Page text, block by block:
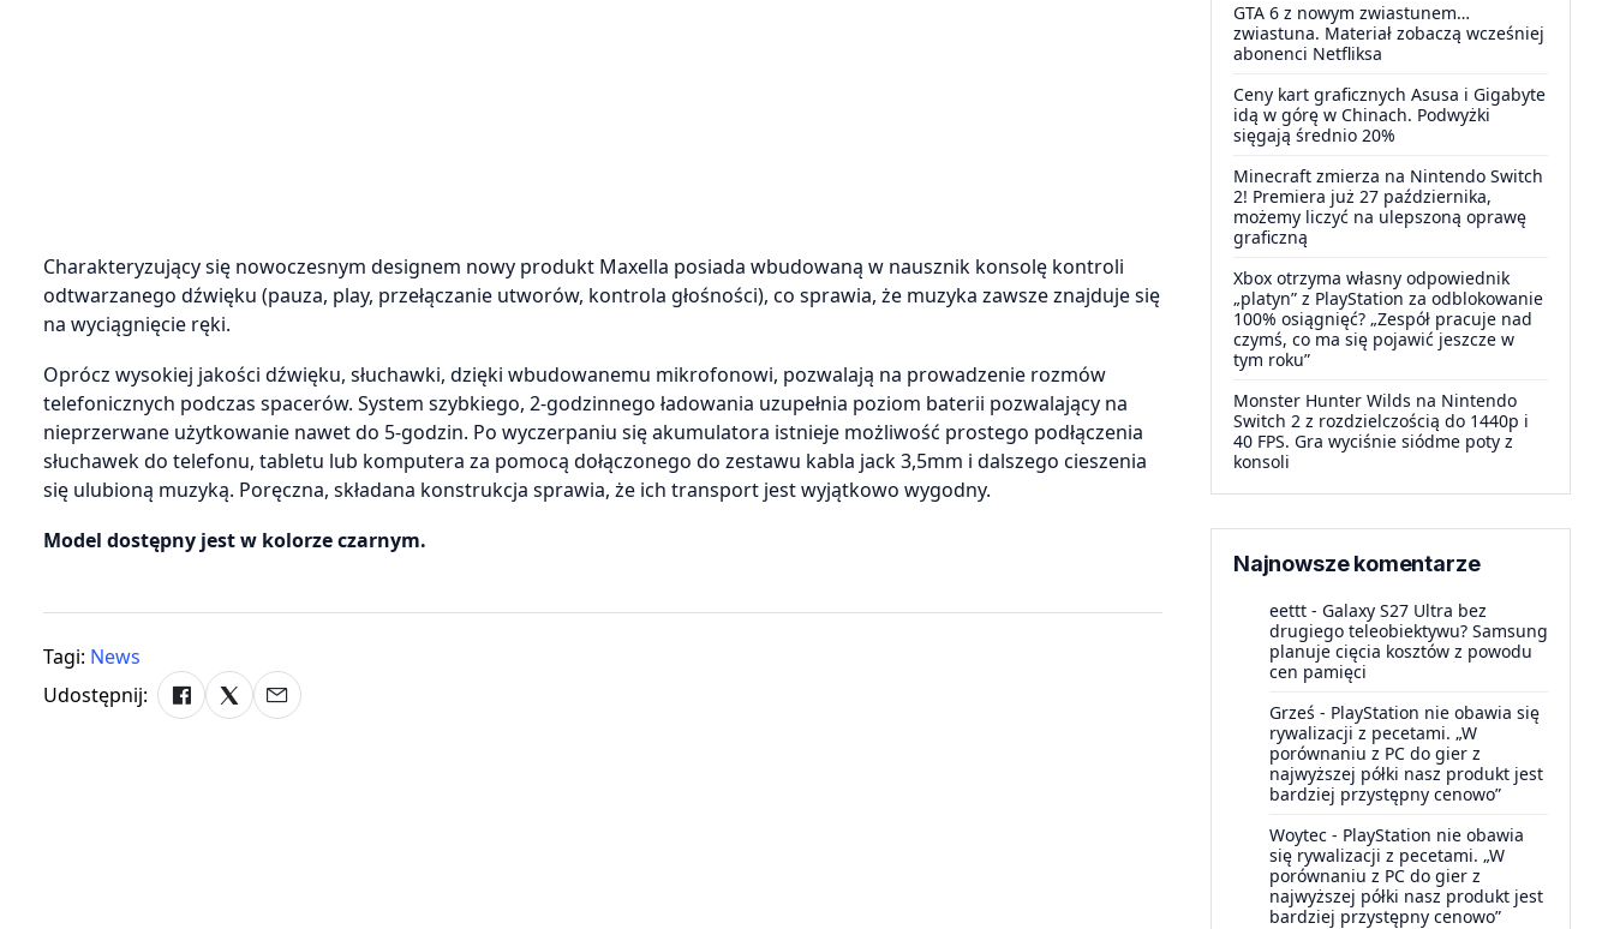
Charakteryzujący się nowoczesnym designem nowy produkt Maxella posiada wbudowaną w nausznik konsolę kontroli
odtwarzanego dźwięku (pauza, play, przełączanie utworów, kontrola głośności), co sprawia, że muzyka zawsze znajduje się
na wyciągnięcie ręki.
Oprócz wysokiej jakości dźwięku, słuchawki, dzięki wbudowanemu mikrofonowi, pozwalają na prowadzenie rozmów
telefonicznych podczas spacerów. System szybkiego, 2-godzinnego ładowania uzupełnia poziom baterii pozwalający na
nieprzerwane użytkowanie nawet do 5-godzin. Po wyczerpaniu się akumulatora istnieje możliwość prostego podłączenia
słuchawek do telefonu, tabletu lub komputera za pomocą dołączonego do zestawu kabla jack 3,5mm i dalszego cieszenia
się ulubioną muzyką. Poręczna, składana konstrukcja sprawia, że ich transport jest wyjątkowo wygodny.
Model dostępny jest w kolorze czarnym.
Tagi: News
Udostępnij:
GTA 6 z nowym zwiastunem…
zwiastuna. Materiał zobaczą wcześniej
abonenci Netfliksa
Ceny kart graficznych Asusa i Gigabyte
idą w górę w Chinach. Podwyżki
sięgają średnio 20%
Minecraft zmierza na Nintendo Switch
2! Premiera już 27 października,
możemy liczyć na ulepszoną oprawę
graficzną
Xbox otrzyma własny odpowiednik
„platyn” z PlayStation za odblokowanie
100% osiągnięć? „Zespół pracuje nad
czymś, co ma się pojawić jeszcze w
tym roku”
Monster Hunter Wilds na Nintendo
Switch 2 z rozdzielczością do 1440p i
40 FPS. Gra wyciśnie siódme poty z
konsoli
Najnowsze komentarze
eettt - Galaxy S27 Ultra bez
drugiego teleobiektywu? Samsung
planuje cięcia kosztów z powodu
cen pamięci
Grześ - PlayStation nie obawia się
rywalizacji z pecetami. „W
porównaniu z PC do gier z
najwyższej półki nasz produkt jest
bardziej przystępny cenowo”
Woytec - PlayStation nie obawia
się rywalizacji z pecetami. „W
porównaniu z PC do gier z
najwyższej półki nasz produkt jest
bardziej przystępny cenowo”